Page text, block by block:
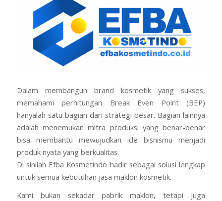
Dalam membangun brand kosmetik yang sukses,
memahami perhitungan Break Even Point (BEP)
hanyalah satu bagian dari strategi besar. Bagian lainnya
adalah menemukan mitra produksi yang benar-benar
bisa membantu mewujudkan ide bisnismu menjadi
produk nyata yang berkualitas.
Di sinilah Efba Kosmetindo hadir sebagai solusi lengkap
untuk semua kebutuhan jasa maklon kosmetik.
Kami bukan sekadar pabrik maklon, tetapi juga